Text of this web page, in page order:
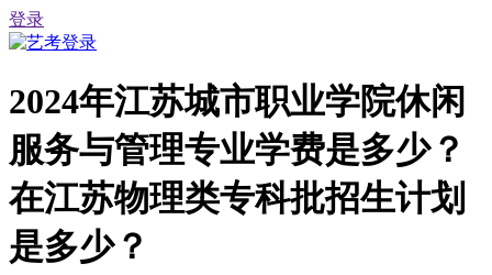
登录
2024年江苏城市职业学院休闲
服务与管理专业学费是多少？
在江苏物理类专科批招生计划
是多少？